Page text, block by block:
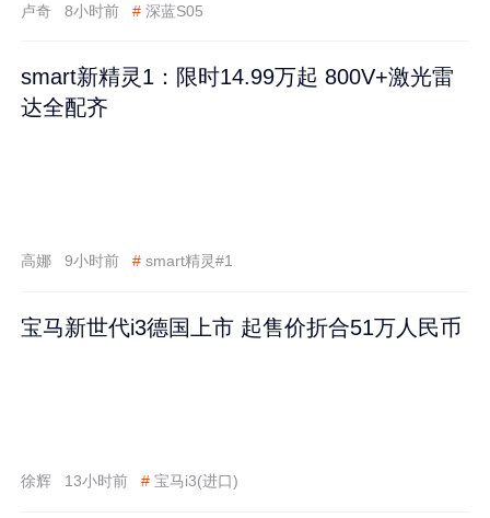
卢奇 8小时前 # 深蓝S05
smart新精灵1：限时14.99万起 800V+激光雷
达全配齐
高娜 9小时前 # smart精灵#1
宝马新世代i3德国上市 起售价折合51万人民币
徐辉 13小时前 # 宝马i3(进口)